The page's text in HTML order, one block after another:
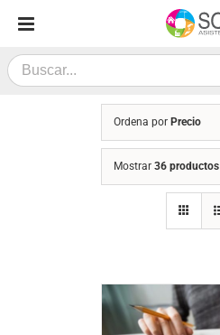
contenido
Search
for:
Ordena por Precio
Mostrar 36 productos